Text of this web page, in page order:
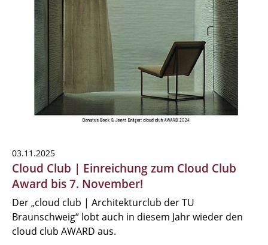
03.11.2025
Cloud Club | Einreichung zum Cloud Club
Award bis 7. November!
Der „cloud club | Architekturclub der TU
Braunschweig“ lobt auch in diesem Jahr wieder den
cloud club AWARD aus.